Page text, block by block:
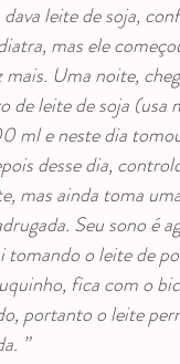
dava leite de soja,
mas ele
mais. Uma noite,
de leite de soja (usa
ml e neste dia
desse dia,
mas ainda toma
Seu sono é
tomando o leite de
fica com o
portanto o leite
”